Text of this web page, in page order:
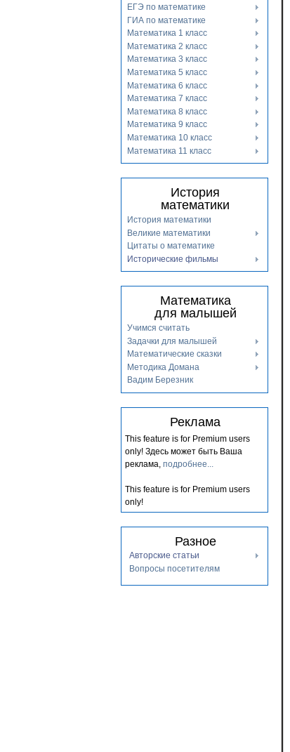
ЕГЭ по математике
ГИА по математике
Математика 1 класс
Математика 2 класс
Математика 3 класс
Математика 5 класс
Математика 6 класс
Математика 7 класс
Математика 8 класс
Математика 9 класс
Математика 10 класс
Математика 11 класс
История
математики
История математики
Великие математики
Цитаты о математике
Исторические фильмы
Математика
для малышей
Учимся считать
Задачки для малышей
Математические сказки
Методика Домана
Вадим Березник
Реклама
This feature is for Premium users
only! Здесь может быть Ваша
реклама, подробнее...
This feature is for Premium users
only!
Разное
Авторские статьи
Вопросы посетителям